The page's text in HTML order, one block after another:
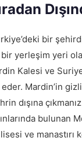
bir
yerleşim yeri
Kalesi ve
Mardin’in
dışına
bulunan
ve manastırı